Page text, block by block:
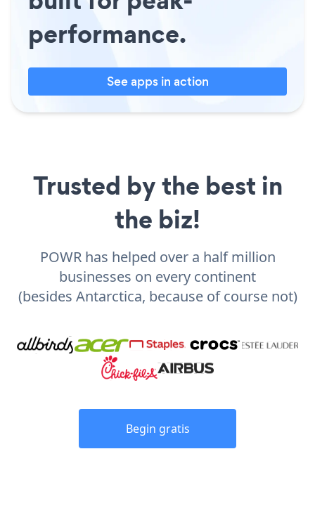
performance.
See apps in action
Trusted by the best in
the biz!
POWR has helped over a half million
businesses on every continent
(besides Antarctica, because of course not)
Begin gratis